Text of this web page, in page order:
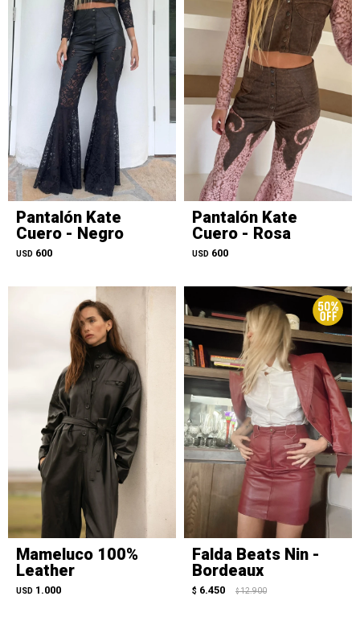
Pantalón Kate
Cuero - Negro
USD 600
Pantalón Kate
Cuero - Rosa
USD 600
Mameluco 100%
Leather
USD 1.000
Falda Beats Nin -
Bordeaux
$ 6.450 $ 12.900